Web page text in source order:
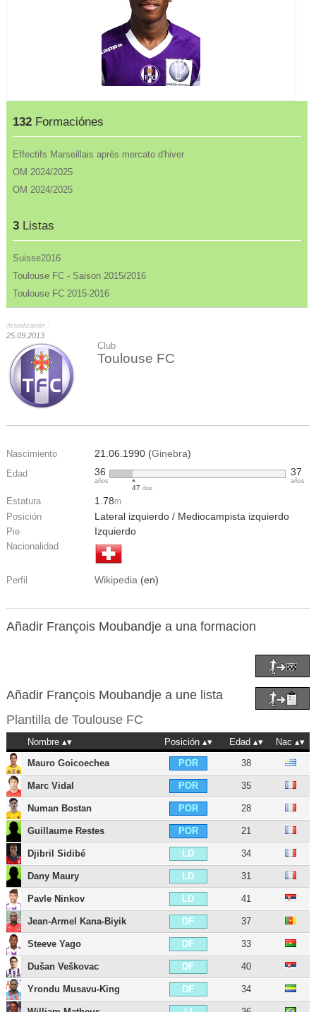
132 Formaciónes
Effectifs Marseillais après mercato d'hiver
OM 2024/2025
OM 2024/2025
3 Listas
Suisse2016
Toulouse FC - Saison 2015/2016
Toulouse FC 2015-2016
Actualización :
25.09.2013
Club
Toulouse FC
Nascimiento 21.06.1990 (Ginebra)
Edad 36
años
47 días
37
años
Estatura 1.78m
Posición Lateral izquierdo / Mediocampista izquierdo
Pie Izquierdo
Nacionalidad
Perfil Wikipedia (en)
Añadir François Moubandje a una formacion
Añadir François Moubandje a une lista
Plantilla de Toulouse FC
Nombre Posición Edad
Nac
Mauro Goicoechea
POR 38
Marc Vidal POR 35
Numan Bostan POR 28
Guillaume Restes POR 21
Djibril Sidibé LD 34
Dany Maury LD 31
Pavle Ninkov LD 41
Jean-Armel Kana-Biyik DF 37
Steeve Yago DF 33
Dušan Veškovac DF 40
Yrondu Musavu-King DF 34